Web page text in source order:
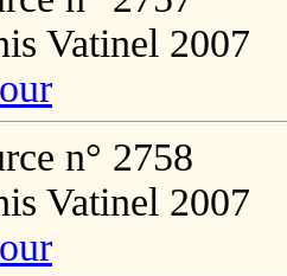
Vatinel 2007
n° 2758
Vatinel 2007